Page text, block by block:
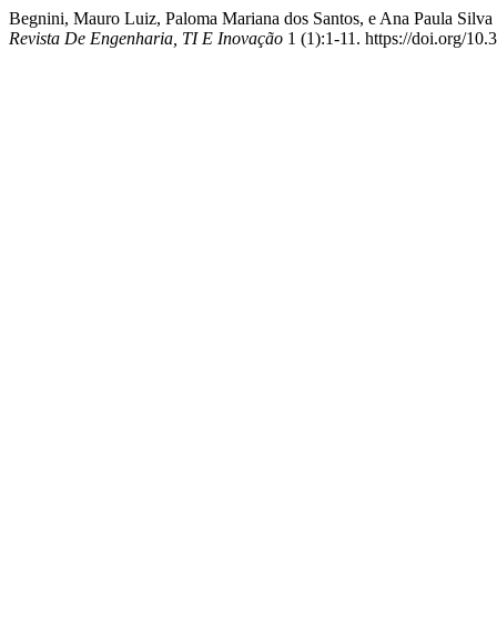
Begnini, Mauro Luiz, Paloma Mariana dos Santos, e Ana Paula
Revista De Engenharia, TI E Inovação 1 (1):1-11. https://doi.org/